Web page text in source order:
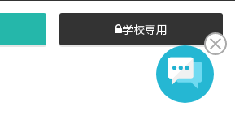
学校専用